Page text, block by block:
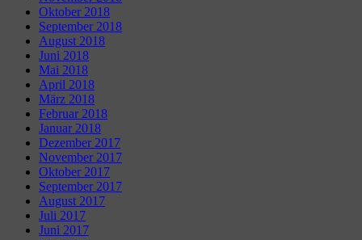
Oktober 2018
September 2018
August 2018
Juni 2018
Mai 2018
April 2018
März 2018
Februar 2018
Januar 2018
Dezember 2017
November 2017
Oktober 2017
September 2017
August 2017
Juli 2017
Juni 2017